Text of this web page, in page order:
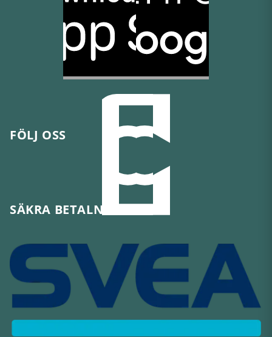
FÖLJ OSS
SÄKRA BETALNINGAR